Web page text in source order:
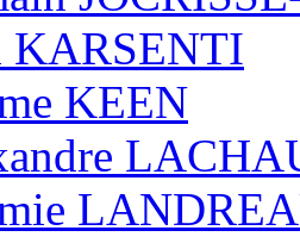
KARSENTI
KEEN